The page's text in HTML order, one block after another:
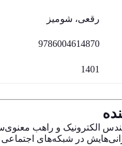
رقعی، شومیز
9786004614870
1401
در شبکه‌های اجتماعی